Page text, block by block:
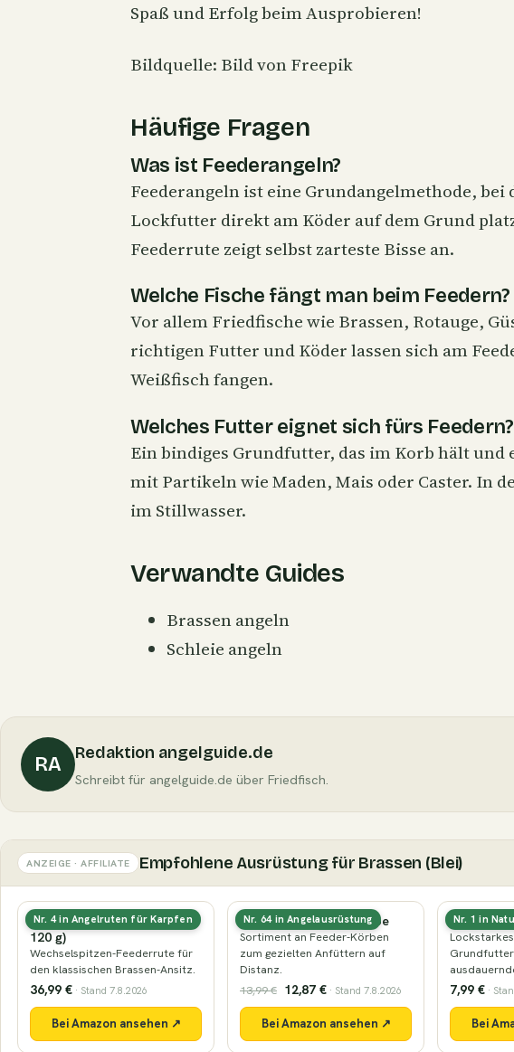
Spaß und Erfolg beim Ausprobieren!
Bildquelle: Bild vonFreepik
Häufige Fragen
Was ist Feederangeln?
Feederangeln ist eine Grundangelmethode,
Lockfutter direkt am Köder auf dem Grund
Feederrute zeigt selbst zarteste Bisse an.
Welche Fische fängt man beim Feedern?
Vor allem Friedfische wie Brassen, Rotauge,
richtigen Futter und Köder lassen sich am
Weißfisch fangen.
Welches Futter eignet sich fürs Feedern?
Ein bindiges Grundfutter, das im Korb hält
mit Partikeln wie Maden, Mais oder Caster. In
im Stillwasser.
Verwandte Guides
Brassen angeln
Schleie angeln
RA Redaktion angelguide.de
Schreibt für angelguide.de über Friedfisch.
ANZEIGE · AFFILIATE Empfohlene Ausrüstung für Brassen (Blei)
Nr. 4 in Angelruten für Karpfen
Feederrute (3,3–3,9 m, 60–
120 g)
Wechselspitzen-Feederrute für
den klassischen Brassen-Ansitz.
36,99 € · Stand 7.8.2026
Bei Amazon ansehen ↗
Nr. 64 in Angelausrüstung
Futterkörbe & Bleikörbe
Sortiment an Feeder-Körben
zum gezielten Anfüttern auf
Distanz.
13,99 € 12,87 € · Stand 7.8.2026
Bei Amazon ansehen ↗
Nr. 1 in
7,99 € ·
Bei